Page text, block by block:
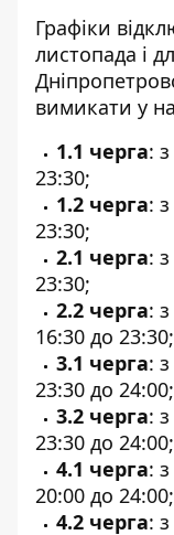
Графіки
листопада і
вимикати у
1.1 черга:
23:30;
1.2 черга:
23:30;
2.1 черга:
23:30;
2.2 черга:
16:30 до 23:30;
3.1 черга:
23:30 до 24:00;
3.2 черга:
23:30 до 24:00;
4.1 черга:
20:00 до 24:00;
4.2 черга: